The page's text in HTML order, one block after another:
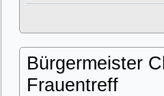
Bürgermeister
Frauentreff